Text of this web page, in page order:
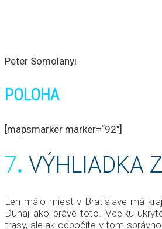
Peter Somolanyi
POLOHA
[mapsmarker marker=“92″]
7. VÝHLIADKA Z
Len málo miest v Bratislave má
Dunaj ako práve toto. Vcelku
trasy, ale ak odbočíte v tom